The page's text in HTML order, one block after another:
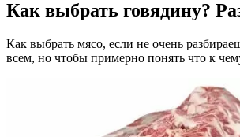
Как выбрать говядину?
Как выбрать мясо, если не очень
всем, но чтобы примерно понять что к